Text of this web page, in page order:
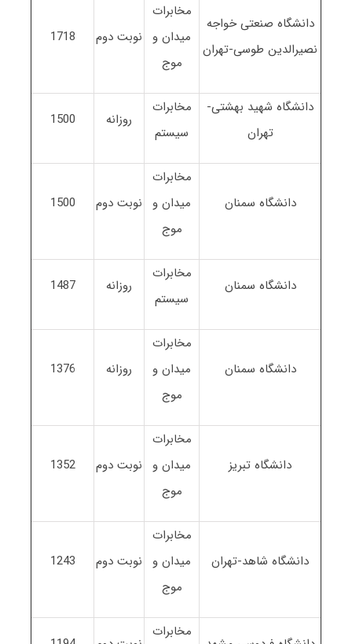
دانشگاه صنعتی خواجه
نصیرالدین طوسی-تهران
مخابرات
میدان و
موج
نوبت دوم 1718
دانشگاه شهید بهشتی-
تهران
مخابرات
سیستم
روزانه 1500
دانشگاه سمنان
مخابرات
میدان و
موج
نوبت دوم 1500
دانشگاه سمنان
مخابرات
سیستم
روزانه 1487
دانشگاه سمنان
مخابرات
میدان و
موج
روزانه 1376
دانشگاه تبریز
مخابرات
میدان و
موج
نوبت دوم 1352
دانشگاه شاهد-تهران
مخابرات
میدان و
موج
نوبت دوم 1243
مخابرات